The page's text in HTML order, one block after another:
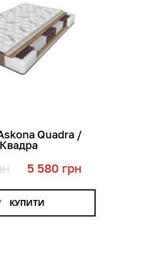
Quadra /
Квадра
5 580 грн
КУПИТИ